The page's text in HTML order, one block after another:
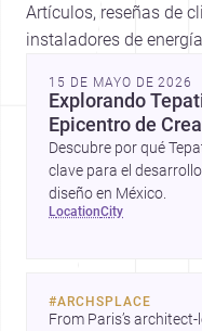
Artículos, reseñas de
instaladores de
15 DE MAYO DE 2026
Explorando
Epicentro de
Descubre por qué
clave para el
diseño en México.
location city
#ARCHSPLACE
From Paris’s